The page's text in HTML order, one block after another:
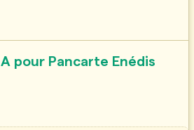
pour Pancarte Enédis